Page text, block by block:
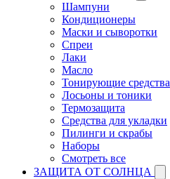
Шампуни
Кондиционеры
Маски и сыворотки
Спреи
Лаки
Масло
Тонирующие средства
Лосьоны и тоники
Термозащита
Средства для укладки
Пилинги и скрабы
Наборы
Смотреть все
ЗАЩИТА ОТ СОЛНЦА